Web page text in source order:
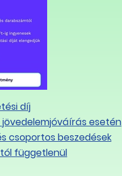
tartalmazza a
magam
az értékesítőtől
lehet igényelni a
között vagy
act Bán és Karika
is. Januártól már
díj
esetén
csoportos beszedések
függetlenül